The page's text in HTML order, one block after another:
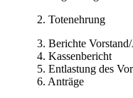
2. Totenehrung
3. Berichte Vorstand/
4. Kassenbericht
5. Entlastung des
6. Anträge